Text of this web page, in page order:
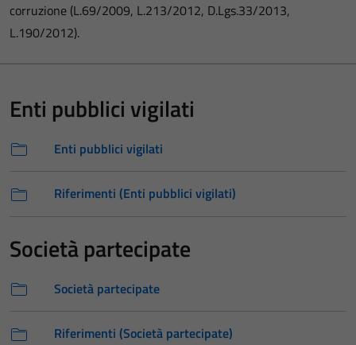
corruzione (L.69/2009, L.213/2012, D.Lgs.33/2013,
L.190/2012).
Enti pubblici vigilati
Enti pubblici vigilati
Riferimenti (Enti pubblici vigilati)
Società partecipate
Società partecipate
Riferimenti (Società partecipate)